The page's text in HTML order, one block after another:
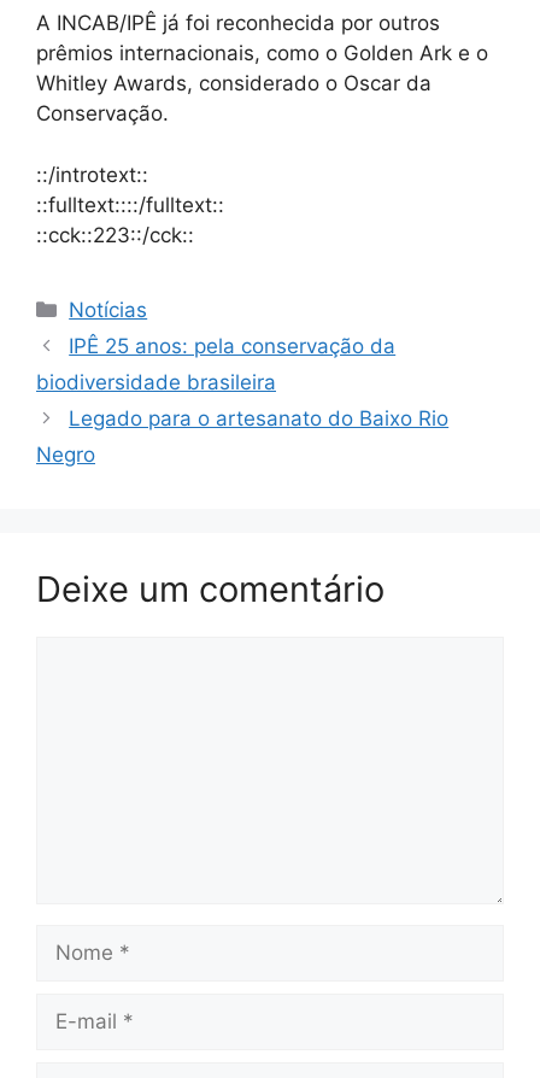
A INCAB/IPÊ já foi reconhecida por outros
prêmios internacionais, como o Golden Ark e o
Whitley Awards, considerado o Oscar da
Conservação.
::/introtext::
::fulltext::::/fulltext::
::cck::223::/cck::
Notícias
IPÊ 25 anos: pela conservação da
biodiversidade brasileira
Legado para o artesanato do Baixo Rio
Negro
Deixe um comentário